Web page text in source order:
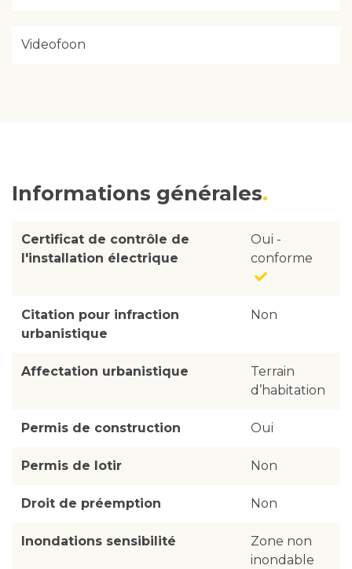
Videofoon
Informations générales
Certificat de contrôle de
l'installation électrique
Oui -
conforme
Citation pour infraction
urbanistique
Non
Affectation urbanistique
Terrain
d’habitation
Permis de construction Oui
Permis de lotir Non
Droit de préemption Non
Inondations sensibilité
Zone non
inondable